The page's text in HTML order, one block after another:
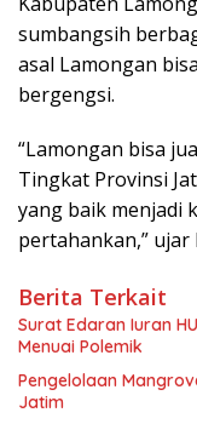
sumbangsih
asal Lamongan
bergengsi.
“Lamongan bisa
Tingkat Provinsi
yang baik menjadi
pertahankan,” ujar
Berita Terkait
Surat Edaran Iuran
Menuai Polemik
Pengelolaan
Jatim